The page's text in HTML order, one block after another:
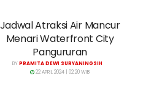
Jadwal Atraksi Air Mancur
Menari Waterfront City
Pangururan
BYPRAMITA DEWI SURYANINGSIH
22 APRIL 2024 | 02:20 WIB